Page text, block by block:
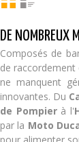
DE NOMBREUX
Composés de
de
ne manquent
innovantes. Du
de Pompierà l'
par la Moto